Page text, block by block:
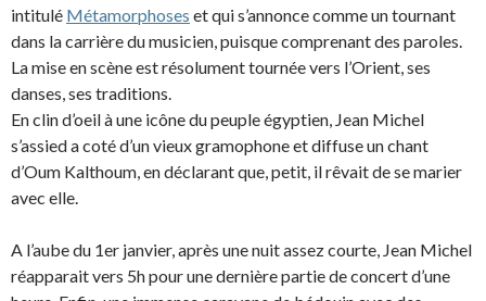
intitulé Métamorphoses et qui s’annonce comme un tournant
dans la carrière du musicien, puisque comprenant des paroles.
La mise en scène est résolument tournée vers l’Orient, ses
danses, ses traditions.
En clin d’oeil à une icône du peuple égyptien, Jean Michel
s’assied a coté d’un vieux gramophone et diffuse un chant
d’Oum Kalthoum, en déclarant que, petit, il rêvait de se marier
avec elle.
A l’aube du 1er janvier, après une nuit assez courte, Jean Michel
réapparait vers 5h pour une dernière partie de concert d’une